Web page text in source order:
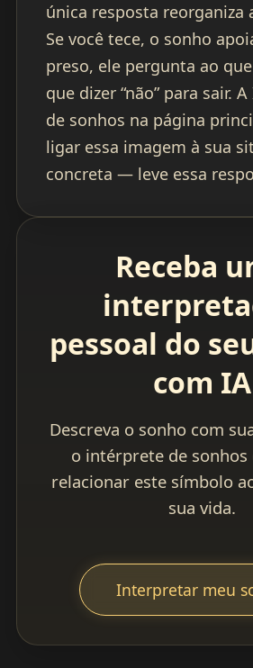
única resposta reorganiza
Se você tece, o sonho
preso, ele pergunta ao
que dizer “não” para sair.
de sonhos na página
ligar essa imagem à sua
concreta — leve essa
Receba
pessoal do
com IA
Descreva o sonho com
o intérprete de sonhos
relacionar este símbolo
sua vida.
Interpretar meu